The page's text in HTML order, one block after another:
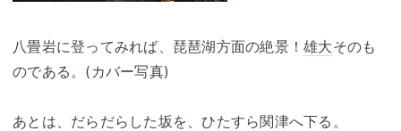
八畳岩に登ってみれば、琵琶湖方面の絶景！ 雄大そのも
のである。(カバー写真)
あとは、だらだらした坂を、ひたすら関津へ下る。